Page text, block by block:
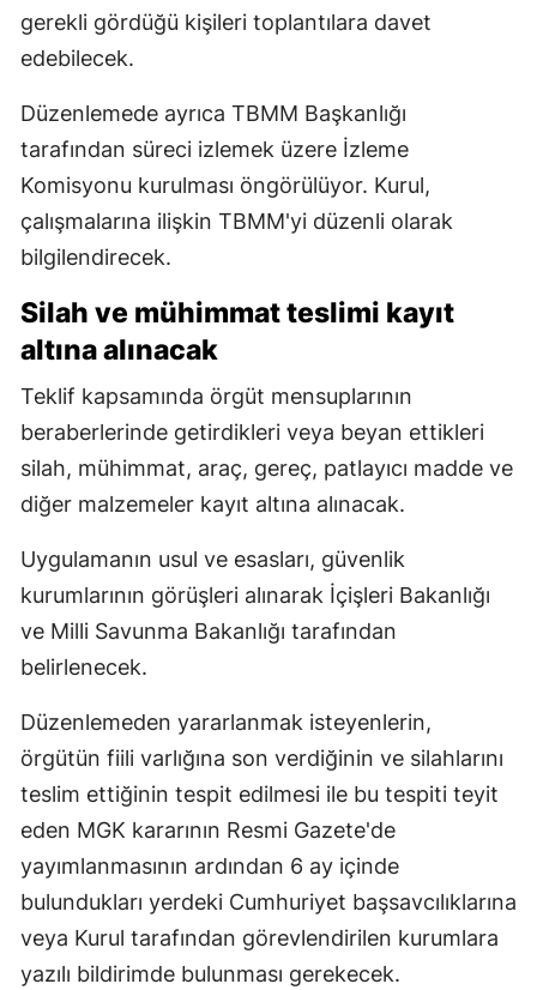
gerekli gördüğü kişileri toplantılara davet
edebilecek.
Düzenlemede ayrıca TBMM Başkanlığı
tarafından süreci izlemek üzere İzleme
Komisyonu kurulması öngörülüyor. Kurul,
çalışmalarına ilişkin TBMM'yi düzenli olarak
bilgilendirecek.
Silah ve mühimmat teslimi kayıt
altına alınacak
Teklif kapsamında örgüt mensuplarının
beraberlerinde getirdikleri veya beyan ettikleri
silah, mühimmat, araç, gereç, patlayıcı madde ve
diğer malzemeler kayıt altına alınacak.
Uygulamanın usul ve esasları, güvenlik
kurumlarının görüşleri alınarak İçişleri Bakanlığı
ve Milli Savunma Bakanlığı tarafından
belirlenecek.
Düzenlemeden yararlanmak isteyenlerin,
örgütün fiili varlığına son verdiğinin ve silahlarını
teslim ettiğinin tespit edilmesi ile bu tespiti teyit
eden MGK kararının Resmi Gazete'de
yayımlanmasının ardından 6 ay içinde
bulundukları yerdeki Cumhuriyet başsavcılıklarına
veya Kurul tarafından görevlendirilen kurumlara
yazılı bildirimde bulunması gerekecek.